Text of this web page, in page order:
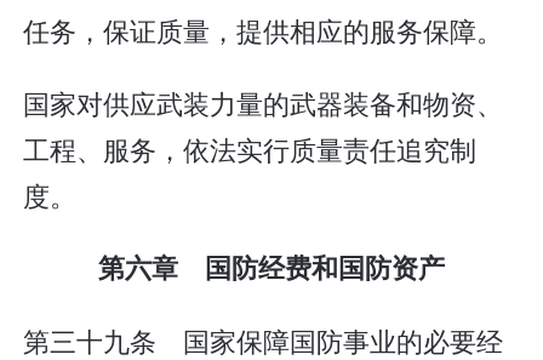
任务，保证质量，提供相应的服务保障。
国家对供应武装力量的武器装备和物资、
工程、服务，依法实行质量责任追究制
度。
第六章 国防经费和国防资产
第三十九条 国家保障国防事业的必要经